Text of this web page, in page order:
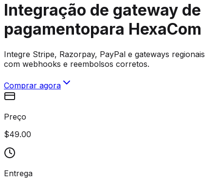
Integração de gateway de
pagamentopara HexaCom
Integre Stripe, Razorpay, PayPal e gateways regionais
com webhooks e reembolsos corretos.
Comprar agora
Preço
$49.00
Entrega